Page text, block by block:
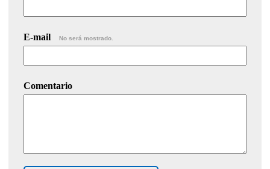
E-mail No será mostrado.
Comentario